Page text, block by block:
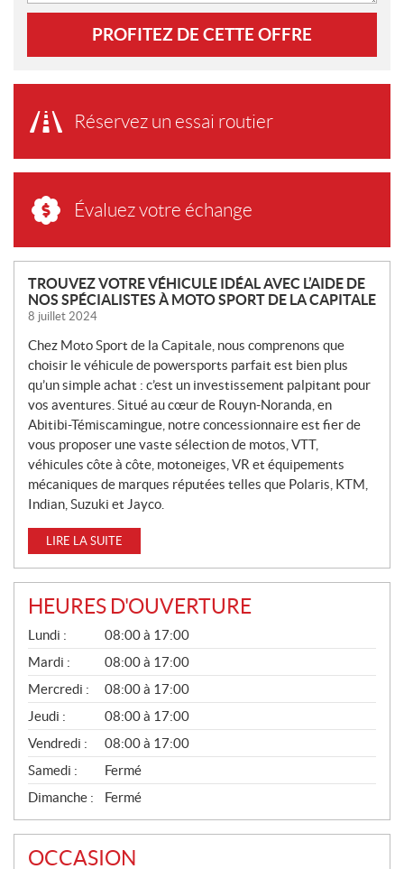
PROFITEZ DE CETTE OFFRE
Réservez un essai routier
Évaluez votre échange
N
O
U
V
E
L
L
E
S
TROUVEZ VOTRE VÉHICULE IDÉAL AVEC L’AIDE DE
NOS SPÉCIALISTES À MOTO SPORT DE LA CAPITALE
8 juillet 2024
Chez Moto Sport de la Capitale, nous comprenons que
choisir le véhicule de powersports parfait est bien plus
qu’un simple achat : c’est un investissement palpitant pour
vos aventures. Situé au cœur de Rouyn-Noranda, en
Abitibi-Témiscamingue, notre concessionnaire est fier de
vous proposer une vaste sélection de motos, VTT,
véhicules côte à côte, motoneiges, VR et équipements
mécaniques de marques réputées telles que Polaris, KTM,
Indian, Suzuki et Jayco.
LIRE LA SUITE
HEURES D'OUVERTURE
G
É
N
É
R
A
L
Lundi :
08:00 à 17:00
Mardi :
08:00 à 17:00
Mercredi :
08:00 à 17:00
Jeudi :
08:00 à 17:00
Vendredi :
08:00 à 17:00
Samedi :
Fermé
Dimanche :
Fermé
OCCASION